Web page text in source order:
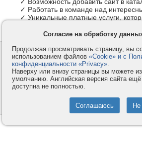
✓ Работать в команде над
✓ Уникальные платные услуги,
Контакты
Компания
Услуги
Как оплатить
© 2008-2026
-
Согласие на обработку
Продолжая просматривать страницу, вы
использованием файлов «Cookie» и с
конфиденциальности «Privacy».
Наверху или внизу страницы вы можете
умолчанию. Английская версия сайта
доступна не полностью.